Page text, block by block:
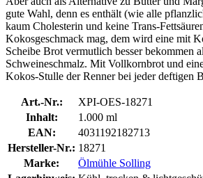
gute Wahl, denn es enthält (wie alle
kaum Cholesterin und keine Trans-
Kokosgeschmack mag, dem wird eine mit
Scheibe Brot vermutlich besser bekommen
Schweineschmalz. Mit Vollkornbrot und
Kokos-Stulle der Renner bei jeder deftigen
Art.-Nr.:
XPI-OES-18271
Inhalt:
1.000 ml
EAN:
4031192182713
Hersteller-Nr.: 18271
Marke:
Ölmühle Solling